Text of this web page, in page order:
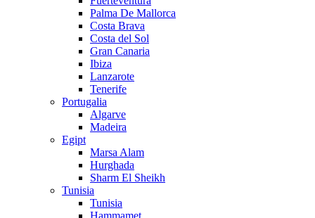
Palma De Mallorca
Costa Brava
Costa del Sol
Gran Canaria
Ibiza
Lanzarote
Tenerife
Portugalia
Algarve
Madeira
Egipt
Marsa Alam
Hurghada
Sharm El Sheikh
Tunisia
Tunisia
Hammamet